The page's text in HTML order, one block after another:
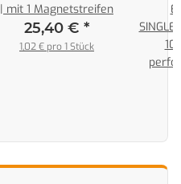
| mit 1 Magnetstreifen
25,40 € *
1,02 € pro 1 Stück